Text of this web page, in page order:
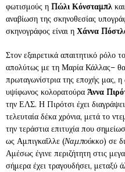
φωτισμούς η Πώλι Κόνσταμπλ
αναβίωση της σκηνοθεσίας
σκηνογράφος είναι η Χάννα
Στον εξαιρετικά απαιτητικό ρόλο
απολύτως με τη Μαρία Κάλλας– θα
πρωταγωνίστρια της εποχής μας,
υψίφωνος κολορατούρα Άννα
την ΕΛΣ. Η Πιρότσι έχει
τελευταία δέκα χρόνια, μετά το
την τεράστια επιτυχία που
ως Αμπιγκαΐλλε (Ναμπούκκο) σε
Αμέσως έγινε περιζήτητη στις
σήμερα έχει τραγουδήσει,